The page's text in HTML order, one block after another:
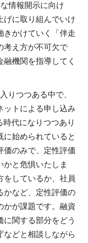
情報開示に向け
げに取り組んでいけ
きかけていく「伴走
考え方が不可欠で
機関を指導してく
りつつある中で、
ットによる申し込み
代になりつつあり
に始められていると
価のみで、定性評価
かと危惧いたしま
をしているか、社員
かなど、定性評価の
かが課題です。融資
関する部分をどう
などと相談しながら